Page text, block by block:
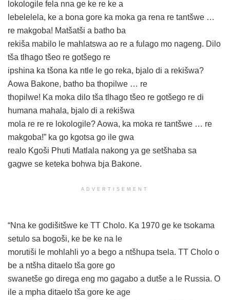
lokologile fela nna ge ke re ke a
lebelelela, ke a bona gore ka moka ga rena re tantšwe …
re makgoba! Matšatši a batho ba
rekiša mabilo le mahlatswa ao re a fulago mo nageng. Dilo
tša tlhago tšeo re gotšego re
ipshina ka tšona ka ntle le go reka, bjalo di a rekišwa?
Aowa Bakone, batho ba thopilwe … re
thopilwe! Ka moka dilo tša tlhago tšeo re gotšego re di
humana mahala, bjalo di a rekišwa
mola re re re lokologile? Aowa, ka moka re tantšwe … re
makgoba!” ka go kgotsa go ile gwa
realo Kgoši Phuti Matlala nakong ya ge setšhaba sa
gagwe se keteka bohwa bja Bakone.
ADVERTISEMENT
“Nna ke godišitšwe ke TT Cholo. Ka 1970 ge ke tsokama
setulo sa bogoši, ke be ke na le
morutiši le mohlahli yo a bego a ntšhupa tsela. TT Cholo o
be a ntšha ditaelo tša gore go
swanetše go direga eng mo gagabo a dutše a le Russia. O
ile a mpha ditaelo tša gore ke age